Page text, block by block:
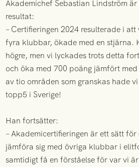
Akademichef Sebastian Lindström
resultat:
– Certifieringen 2024 resulterade i
fyra klubbar, ökade med en stjärna.
högre, men vi lyckades trots detta
och öka med 700 poäng jämfört
av tio områden som granskas hade
topp5 i Sverige!
Han fortsätter:
– Akademicertifieringen är ett sätt
jämföra sig med övriga klubbar i
samtidigt få en förståelse för var vi